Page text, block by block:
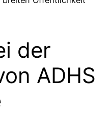
der
ADHS